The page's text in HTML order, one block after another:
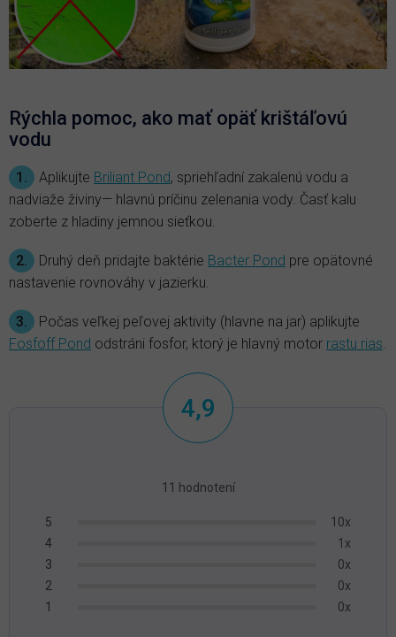
Rýchla pomoc, ako mať opäť krištáľovú
vodu
1. Aplikujte Briliant Pond, spriehľadní zakalenú vodu a
nadviaže živiny— hlavnú príčinu zelenania vody. Časť kalu
zoberte z hladiny jemnou sieťkou.
2. Druhý deň pridajte baktérie Bacter Pond pre opätovné
nastavenie rovnováhy v jazierku.
3.
Počas veľkej peľovej aktivity (hlavne na jar) aplikujte
Fosfoff Pond odstráni fosfor, ktorý je hlavný motor rastu rias.
4,9
hodnotenie
11 hodnotení
5
10x
4
1x
3
0x
2
0x
1
0x